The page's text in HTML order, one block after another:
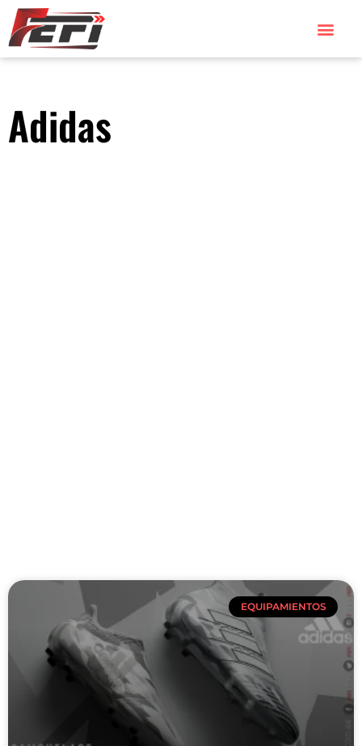
Adidas
EQUIPAMIENTOS